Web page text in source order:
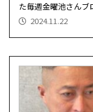
た毎週金曜池さん
2024.11.22